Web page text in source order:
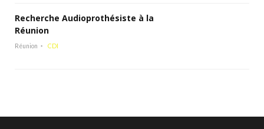
Recherche Audioprothésiste à la
Réunion
Réunion CDI